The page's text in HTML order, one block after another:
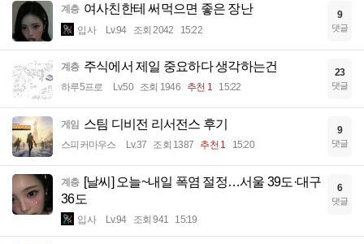
계층 여사친한테 써먹으면 좋은 장난
입사 Lv.94 조회 2042 15:22
9
댓글
계층 주식에서 제일 중요하다 생각하는건
하루5프로 Lv.50 조회 1946 추천 1 15:22
23
댓글
게임 스팀 디비전 리서전스 후기
스피커마우스 Lv.37 조회 1387 추천 1 15:20
9
댓글
계층 [날씨] 오늘~내일 폭염 절정…서울 39도·대구
36도
입사 Lv.94 조회 941 15:19
6
댓글